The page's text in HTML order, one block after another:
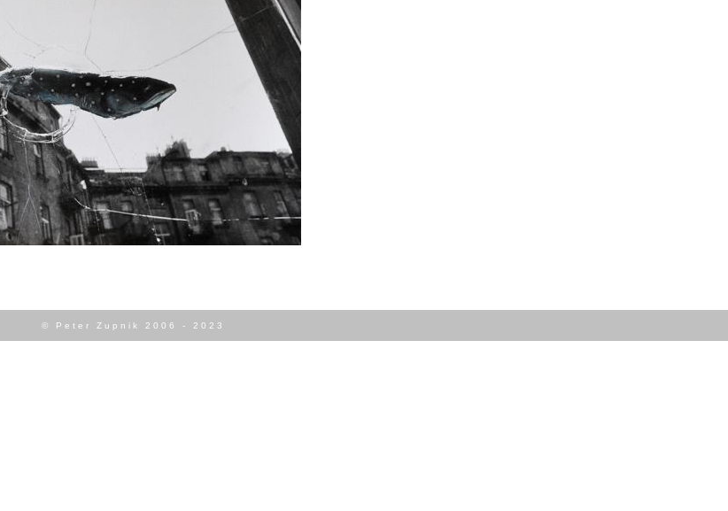
© Peter Zupnik 2006 - 2023